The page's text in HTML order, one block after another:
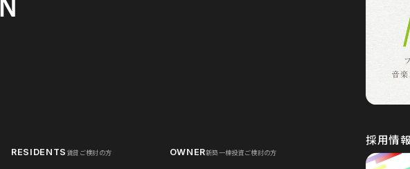
RESIDENTS 賃貸ご検討の方 OWNER新築一棟投資ご検討の方
採用情